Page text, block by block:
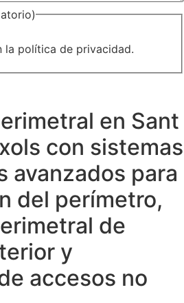
la política de privacidad.
en Sant
con sistemas
avanzados para
del perímetro,
de
y
accesos no